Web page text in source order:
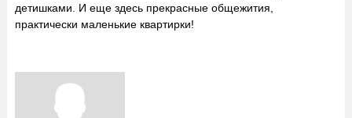
детишками. И еще здесь прекрасные общежития,
практически маленькие квартирки!